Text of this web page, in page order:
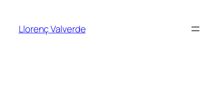
contingut
Llorenç Valverde